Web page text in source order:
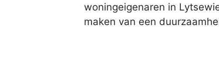
woningeigenaren in
maken van een